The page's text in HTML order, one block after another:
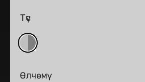
Түс
Өлчөмү